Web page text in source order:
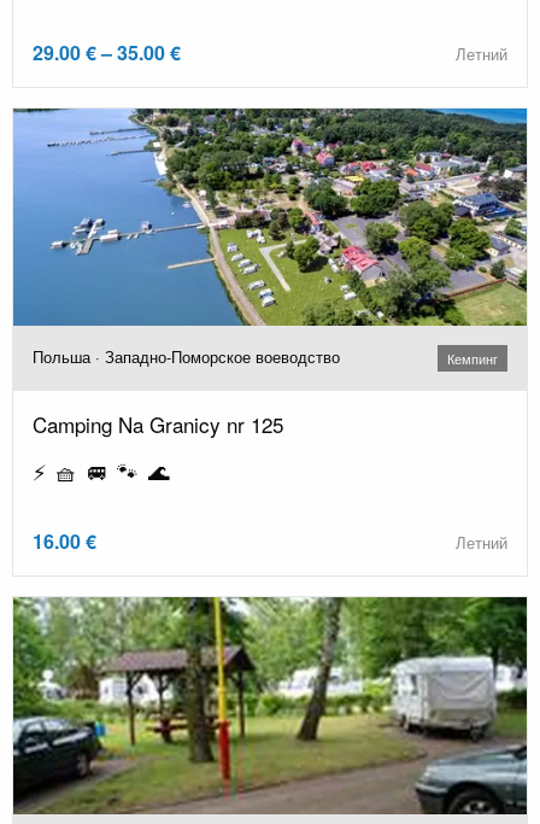
29.00 € – 35.00 € Летний
Польша · Западно-Поморское воеводство Кемпинг
Camping Na Granicy nr 125
⚡ 🧺 🚐 🐾 🌊
16.00 € Летний